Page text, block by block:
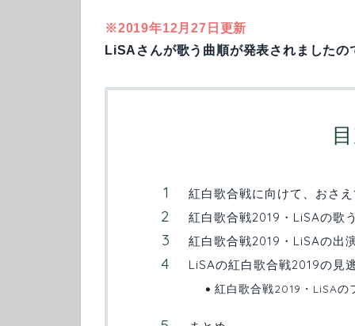
※2019年12月27日更新
LiSAさんが歌う曲順が発表されましたの
紅白歌合戦に向けて、おさ
紅白歌合戦2019・LiSAの歌
紅白歌合戦2019・LiSAの出
LiSAの紅白歌合戦2019の見
紅白歌合戦2019・LiSAの